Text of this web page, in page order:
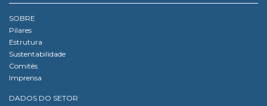
SOBRE
Pilares
Estrutura
Sustentabilidade
Comitês
Imprensa
DADOS DO SETOR